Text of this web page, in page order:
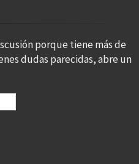
porque tiene más de
dudas parecidas, abre un